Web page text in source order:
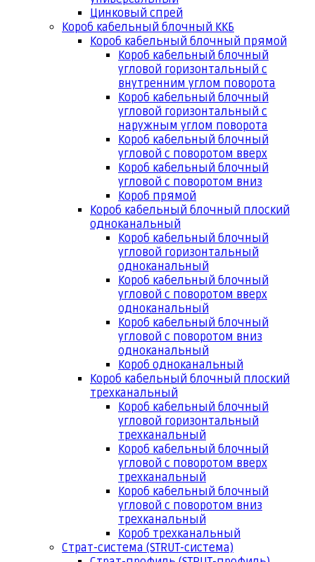
Цинковый спрей
Короб кабельный блочный ККБ
Короб кабельный блочный прямой
Короб кабельный блочный
угловой горизонтальный с
внутренним углом поворота
Короб кабельный блочный
угловой горизонтальный с
наружным углом поворота
Короб кабельный блочный
угловой с поворотом вверх
Короб кабельный блочный
угловой с поворотом вниз
Короб прямой
Короб кабельный блочный плоский
одноканальный
Короб кабельный блочный
угловой горизонтальный
одноканальный
Короб кабельный блочный
угловой с поворотом вверх
одноканальный
Короб кабельный блочный
угловой с поворотом вниз
одноканальный
Короб одноканальный
Короб кабельный блочный плоский
трехканальный
Короб кабельный блочный
угловой горизонтальный
трехканальный
Короб кабельный блочный
угловой с поворотом вверх
трехканальный
Короб кабельный блочный
угловой с поворотом вниз
трехканальный
Короб трехканальный
Страт-система (STRUT-система)